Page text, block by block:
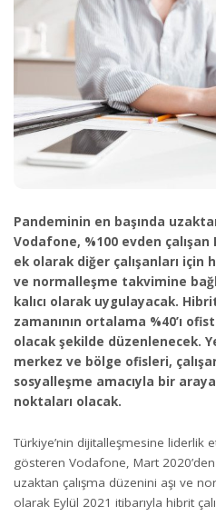
Pandeminin en başında
Vodafone, %100 evden
ek olarak diğer çalışanları için
ve normalleşme takvimine
kalıcı olarak uygulayacak.
zamanının ortalama %40’ı
olacak şekilde düzenlenecek.
merkez ve bölge ofisleri,
sosyalleşme amacıyla bir
noktaları olacak.
Türkiye’nin dijitalleşmesine liderlik
gösteren Vodafone, Mart
uzaktan çalışma düzenini aşı ve
olarak Eylül 2021 itibarıyla hibrit